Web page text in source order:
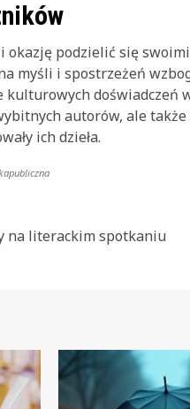
okazję podzielić się
myśli i spostrzeżeń
kulturowych
autorów, ale
ich dzieła.
na literackim spotkaniu